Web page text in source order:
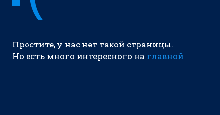
Простите, у нас нет такой страницы.
Но есть много интересного на главной